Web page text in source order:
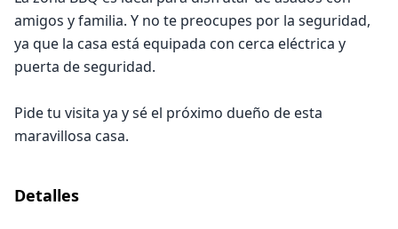
amigos y familia. Y no te preocupes por la seguridad,
ya que la casa está equipada con cerca eléctrica y
puerta de seguridad.
Pide tu visita ya y sé el próximo dueño de esta
maravillosa casa.
Detalles